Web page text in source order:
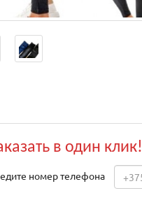
в один клик!
номер телефона